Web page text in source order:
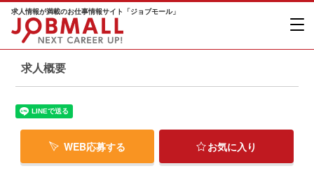
求人情報が満載のお仕事情報サイト「ジョブモール」
求人概要
WEB応募する お気に入り